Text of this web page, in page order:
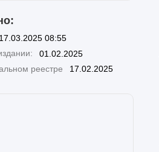
17.03.2025 08:55
01.02.2025
реестре
17.02.2025